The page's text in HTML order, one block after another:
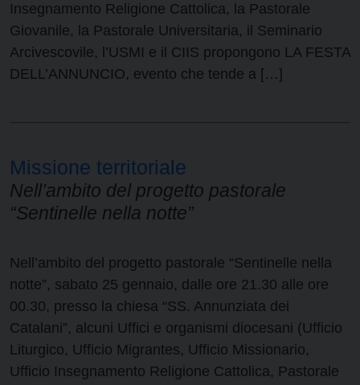
Insegnamento Religione Cattolica, la Pastorale
Giovanile, la Pastorale Universitaria, il Seminario
Arcivescovile, l’USMI e il CIIS propongono LA FESTA
DELL’ANNUNCIO, evento che tende a […]
Missione territoriale
Nell’ambito del progetto pastorale
“Sentinelle nella notte”
Nell’ambito del progetto pastorale “Sentinelle nella
notte”, sabato 25 gennaio, dalle ore 21.30 alle ore
00.30, presso la chiesa “SS. Annunziata dei
Catalani”, alcuni Uffici e organismi diocesani (Ufficio
Liturgico, Ufficio Migrantes, Ufficio Missionario,
Ufficio Insegnamento Religione Cattolica, Pastorale